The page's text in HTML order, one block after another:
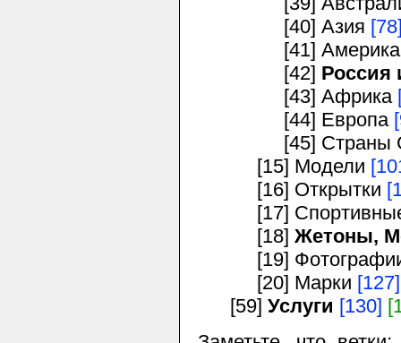
[40] Азия
[41]
[42]
[43] Африка
[44] Европа
[45] Страны
[15] Модели
[16] Открытки
[17] Спортивные
[18] Жетоны,
[19]
[20] Марки [127]
[59] Услуги [130]